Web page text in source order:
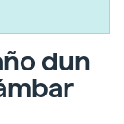
dun